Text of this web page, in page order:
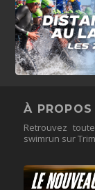
À PROPOS
Retrouvez
swimrun sur